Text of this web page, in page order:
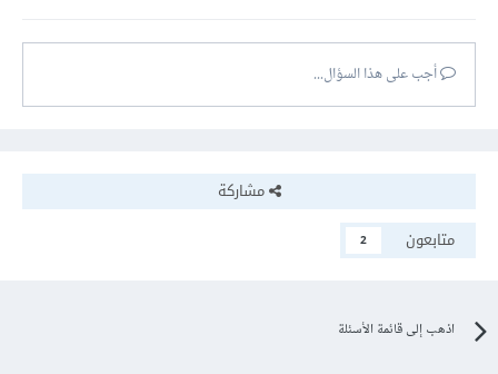
أجب على هذا السؤال...
مشاركة
متابعون
2
اذهب إلى قائمة الأسئلة